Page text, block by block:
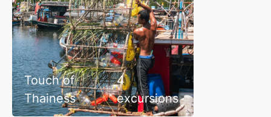
Touch of
Thainess
4
excursions